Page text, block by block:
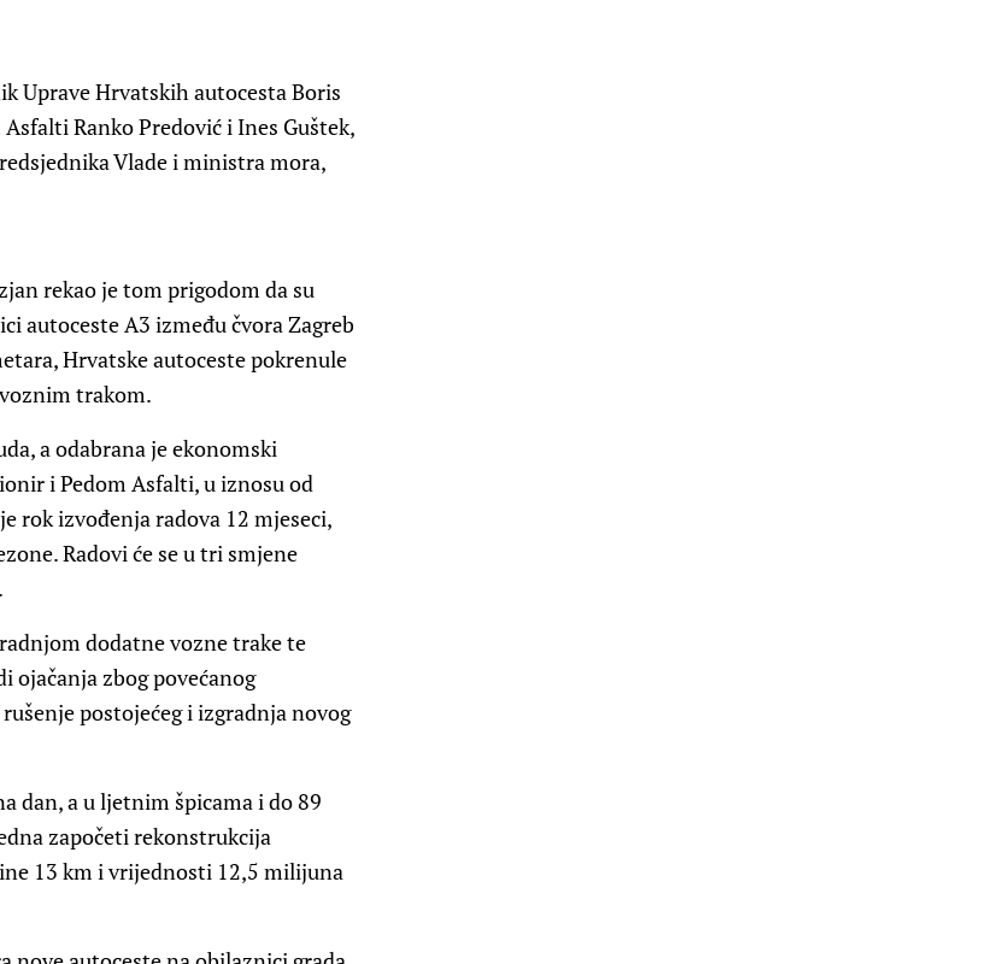
Uprave Hrvatskih autocesta Boris
Ranko Predović i Ines Guštek,
Vlade i ministra mora,
rekao je tom prigodom da su
autoceste A3 između čvora Zagreb
Hrvatske autoceste pokrenule
trakom.
a odabrana je ekonomski
i Pedom Asfalti, u iznosu od
rok izvođenja radova 12 mjeseci,
Radovi će se u tri smjene
dodatne vozne trake te
ojačanja zbog povećanog
postojećeg i izgradnja novog
dan, a u ljetnim špicama i do 89
započeti rekonstrukcija
13 km i vrijednosti 12,5 milijuna